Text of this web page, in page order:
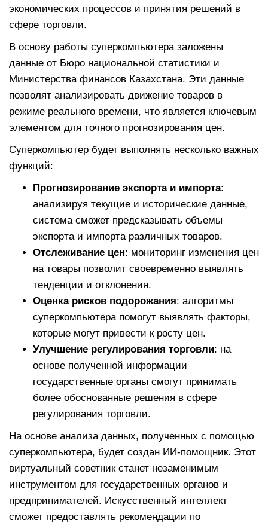
экономических процессов и принятия решений в
сфере торговли.
В основу работы суперкомпьютера заложены
данные от Бюро национальной статистики и
Министерства финансов Казахстана. Эти данные
позволят анализировать движение товаров в
режиме реального времени, что является ключевым
элементом для точного прогнозирования цен.
Суперкомпьютер будет выполнять несколько важных
функций:
Прогнозирование экспорта и импорта:
анализируя текущие и исторические данные,
система сможет предсказывать объемы
экспорта и импорта различных товаров.
Отслеживание цен: мониторинг изменения цен
на товары позволит своевременно выявлять
тенденции и отклонения.
Оценка рисков подорожания: алгоритмы
суперкомпьютера помогут выявлять факторы,
которые могут привести к росту цен.
Улучшение регулирования торговли: на
основе полученной информации
государственные органы смогут принимать
более обоснованные решения в сфере
регулирования торговли.
На основе анализа данных, полученных с помощью
суперкомпьютера, будет создан ИИ-помощник. Этот
виртуальный советник станет незаменимым
инструментом для государственных органов и
предпринимателей. Искусственный интеллект
сможет предоставлять рекомендации по